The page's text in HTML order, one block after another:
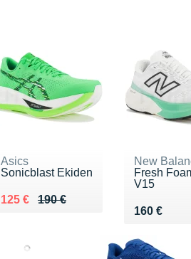
Asics
Sonicblast Ekiden
190 €
Au lieu de 190 €
125 €
Vendu 125 €
New
Fresh
V15
160 €
Vendu 160